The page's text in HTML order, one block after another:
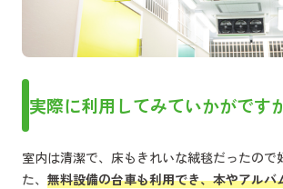
実際に利用してみていかがです
室内は清潔で、床もきれいな絨毯だったので
た、 無料設備の台車も利用でき、本やアルバ